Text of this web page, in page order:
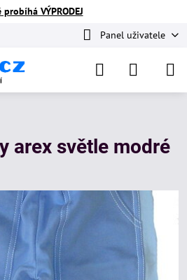
probíhá VÝPRODEJ
Panel uživatele
arex světle modré